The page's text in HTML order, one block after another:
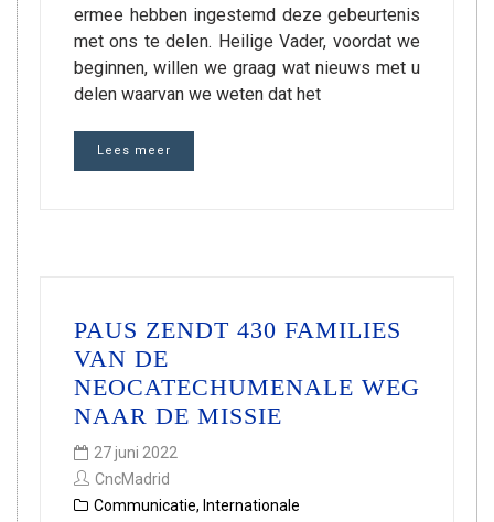
ermee hebben ingestemd deze gebeurtenis
met ons te delen. Heilige Vader, voordat we
beginnen, willen we graag wat nieuws met u
delen waarvan we weten dat het
Lees meer
PAUS ZENDT 430 FAMILIES
VAN DE
NEOCATECHUMENALE WEG
NAAR DE MISSIE
27 juni 2022
CncMadrid
Communicatie, Internationale